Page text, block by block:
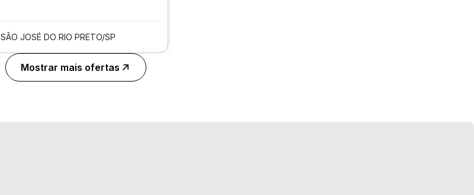
SÃO JOSÉ DO RIO PRETO/SP
Mostrar mais ofertas